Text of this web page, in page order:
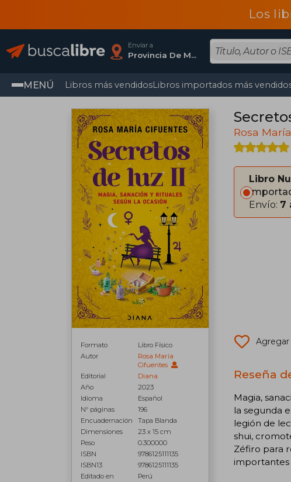
Los
Enviar a
Provincia De Madrid
MENÚ Libros más vendidosLibros importados más
Formato
Libro Físico
Autor
Rosa María
Cifuentes
Editorial
Diana
Año
2023
Idioma
Español
N° páginas
196
Encuadernación
Tapa Blanda
Dimensiones
23 x 15 cm
Peso
0.300000
ISBN
9786125111135
ISBN13
9786125111135
Editado en
Perú
Rosa
Libro
Envío: 7
Agregar
Reseña
Magia,
la segunda
legión de
shui,
Zéfiro para
importantes